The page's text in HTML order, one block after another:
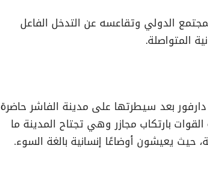
الدولي وتقاعسه عن التدخل الفاعل
المتواصلة.
بعد سيطرتها على مدينة الفاشر حاضرة
بارتكاب مجازر وهي تجتاح المدينة ما
يعيشون أوضاعًا إنسانية بالغة السوء.